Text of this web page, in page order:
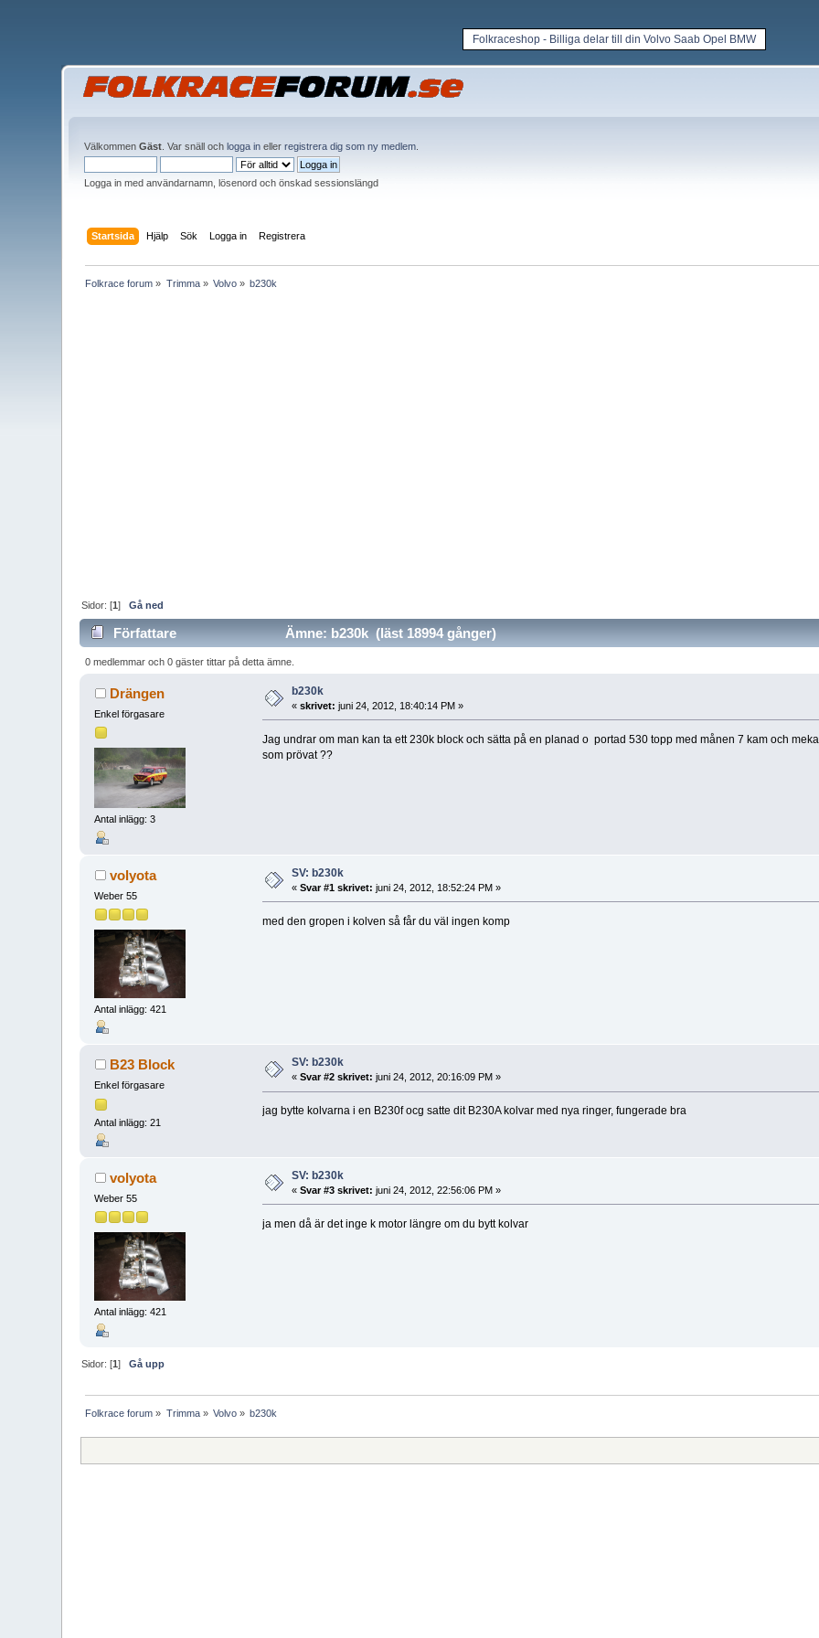
Folkraceshop - Billiga delar till din Volvo Saab Opel BMW
VälkommenGäst . Var snäll ochlogga in ellerregistrera dig som ny medlem
Logga in med användarnamn, lösenord och önskad sessionslängd
Startsida Hjälp Sök Logga in Registrera
Folkrace forum » Trimma» Volvo » b230k
Sidor: [1]Gå ned
Författare Ämne: b230k (läst 18994 gånger)
0 medlemmar och 0 gäster tittar på detta ämne.
Drängen
Enkel förgasare
Antal inlägg: 3
b230k
«skrivet: juni 24, 2012, 18:40:14 PM »
Jag undrar om man kan ta ett 230k block och sätta på en planad o portad 530 topp med månen 7 kam och
som prövat ??
volyota
Weber 55
Antal inlägg: 421
SV: b230k
«Svar #1 skrivet: juni 24, 2012, 18:52:24 PM »
med den gropen i kolven så får du väl ingen komp
B23 Block
Enkel förgasare
Antal inlägg: 21
SV: b230k
«Svar #2 skrivet: juni 24, 2012, 20:16:09 PM »
jag bytte kolvarna i en B230f ocg satte dit B230A kolvar med nya ringer, fungerade bra
volyota
Weber 55
Antal inlägg: 421
SV: b230k
«Svar #3 skrivet: juni 24, 2012, 22:56:06 PM »
ja men då är det inge k motor längre om du bytt kolvar
Sidor: [1]Gå upp
Folkrace forum » Trimma» Volvo » b230k